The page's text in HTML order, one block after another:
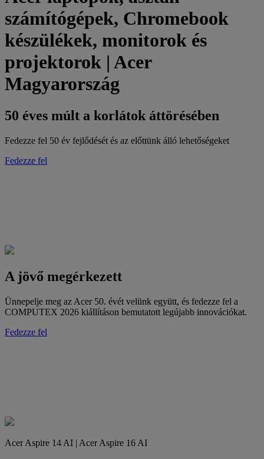
számítógépek, Chromebook
készülékek, monitorok és
projektorok | Acer
Magyarország
50 éves múlt a korlátok áttörésében
Fedezze fel 50 év fejlődését és az előttünk álló lehetőségeket
Fedezze fel
A jövő megérkezett
Ünnepelje meg az Acer 50. évét velünk együtt, és fedezze fel a
COMPUTEX 2026 kiállításon bemutatott legújabb innovációkat.
Fedezze fel
Acer Aspire 14 AI | Acer Aspire 16 AI